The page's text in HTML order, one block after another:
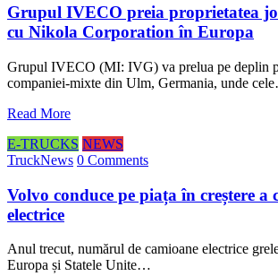
Grupul IVECO preia proprietatea
cu Nikola Corporation în Europa
Grupul IVECO (MI: IVG) va prelua pe deplin
companiei-mixte din Ulm, Germania, unde
Read More
E-TRUCKS NEWS
TruckNews 0 Comments
Volvo conduce pe piața în creștere a
electrice
Anul trecut, numărul de camioane electrice
Europa și Statele Unite…